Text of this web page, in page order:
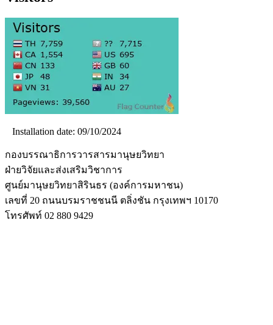
Installation date: 09/10/2024
กองบรรณาธิการวารสารมานุษยวิทยา
ฝ่ายวิจัยและส่งเสริมวิชาการ
ศูนย์มานุษยวิทยาสิรินธร (องค์การมหาชน)
เลขที่ 20 ถนนบรมราชชนนี ตลิ่งชัน กรุงเทพฯ 10170
โทรศัพท์ 02 880 9429